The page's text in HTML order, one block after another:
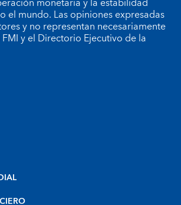
el mundo. Las opiniones expresadas
y no representan necesariamente
y el Directorio Ejecutivo de la